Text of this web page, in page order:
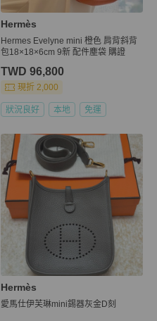
Hermès
Hermes Evelyne mini 橙色 肩背斜背
包18×18×6cm 9新 配件塵袋 購證
TWD 96,800
現折 2,000
狀況良好 本地 免運
Hermès
愛馬仕伊芙琳mini錫器灰金D刻